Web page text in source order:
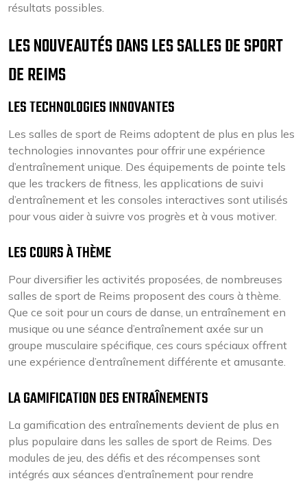
résultats possibles.
LES NOUVEAUTÉS DANS LES SALLES DE SPORT
DE REIMS
LES TECHNOLOGIES INNOVANTES
Les salles de sport de Reims adoptent de plus en plus les
technologies innovantes pour offrir une expérience
d’entraînement unique. Des équipements de pointe tels
que les trackers de fitness, les applications de suivi
d’entraînement et les consoles interactives sont utilisés
pour vous aider à suivre vos progrès et à vous motiver.
LES COURS À THÈME
Pour diversifier les activités proposées, de nombreuses
salles de sport de Reims proposent des cours à thème.
Que ce soit pour un cours de danse, un entraînement en
musique ou une séance d’entraînement axée sur un
groupe musculaire spécifique, ces cours spéciaux offrent
une expérience d’entraînement différente et amusante.
LA GAMIFICATION DES ENTRAÎNEMENTS
La gamification des entraînements devient de plus en
plus populaire dans les salles de sport de Reims. Des
modules de jeu, des défis et des récompenses sont
intégrés aux séances d’entraînement pour rendre